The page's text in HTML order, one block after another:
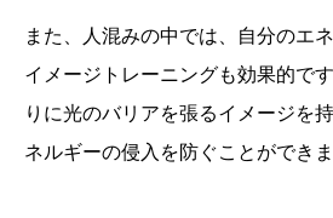
また、人混みの中では、自分のエ
イメージトレーニングも効果的で
りに光のバリアを張るイメージを
ネルギーの侵入を防ぐことができま